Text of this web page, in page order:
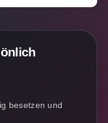
besetzen und